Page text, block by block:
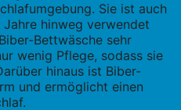
Sie ist auch
hinweg verwendet
Bettwäsche sehr
wenig Pflege, sodass sie
hinaus ist Biber-
und ermöglicht einen